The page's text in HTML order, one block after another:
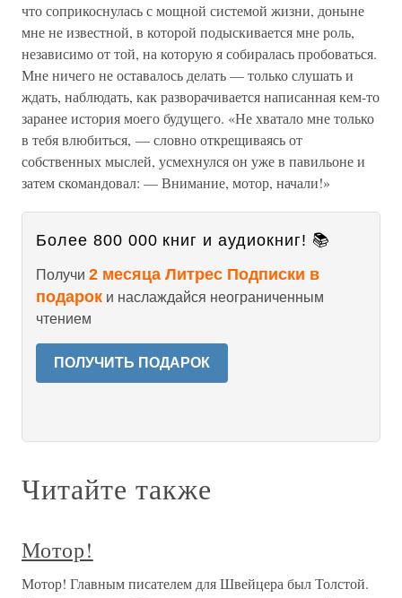
что соприкоснулась с мощной системой жизни, доныне
мне не известной, в которой подыскивается мне роль,
независимо от той, на которую я собиралась пробоваться.
Мне ничего не оставалось делать — только слушать и
ждать, наблюдать, как разворачивается написанная кем-то
заранее история моего будущего. «Не хватало мне только
в тебя влюбиться, — словно открещиваясь от
собственных мыслей, усмехнулся он уже в павильоне и
затем скомандовал: — Внимание, мотор, начали!»
Более 800 000 книг и аудиокниг! 📚
Получи 2 месяца Литрес Подписки в
подарок и наслаждайся неограниченным
чтением
ПОЛУЧИТЬ ПОДАРОК
Читайте также
Мотор!
Мотор! Главным писателем для Швейцера был Толстой.